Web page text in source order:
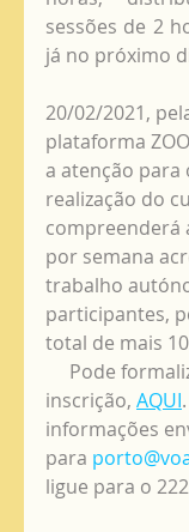
sessões de 2
já no próximo
20/02/2021,
plataforma
a atenção para
realização do
compreenderá
por semana
trabalho
participantes,
total de mais
inscrição, AQUI
informações
para
ligue para o